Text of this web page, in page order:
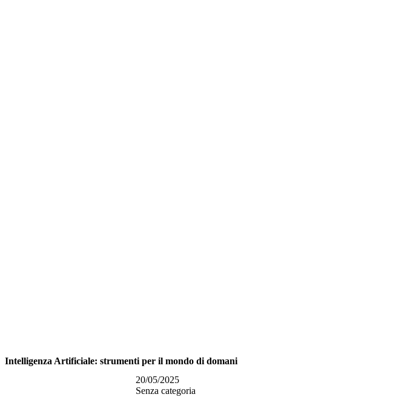
Intelligenza Artificiale: strumenti per il mondo di domani
20/05/2025
Senza categoria